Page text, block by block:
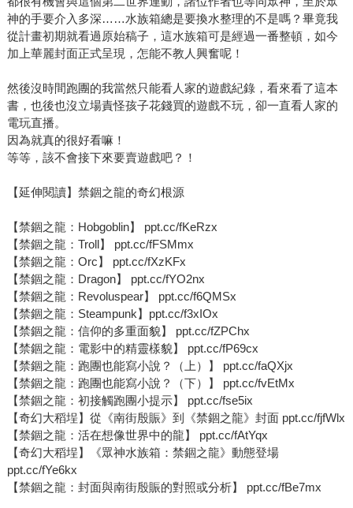
神的手要介入多深……水族箱總是要換水整理的不是嗎？畢竟我
從計畫初期就看過原始稿子，這水族箱可是經過一番整頓，如今
加上華麗封面正式呈現，怎能不教人興奮呢！
然後沒時間跑團的我當然只能看人家的遊戲紀錄，看來看了這本
書，也後也沒立場責怪孩子花錢買的遊戲不玩，卻一直看人家的
電玩直播。
因為就真的很好看嘛！
等等，該不會接下來要賣遊戲吧？！
【延伸閱讀】禁錮之龍的奇幻根源
【禁錮之龍：Hobgoblin】 ppt.cc/fKeRzx
【禁錮之龍：Troll】 ppt.cc/fFSMmx
【禁錮之龍：Orc】 ppt.cc/fXzKFx
【禁錮之龍：Dragon】 ppt.cc/fYO2nx
【禁錮之龍：Revoluspear】 ppt.cc/f6QMSx
【禁錮之龍：Steampunk】ppt.cc/f3xIOx
【禁錮之龍：信仰的多重面貌】 ppt.cc/fZPChx
【禁錮之龍：電影中的精靈樣貌】 ppt.cc/fP69cx
【禁錮之龍：跑團也能寫小說？（上）】 ppt.cc/faQXjx
【禁錮之龍：跑團也能寫小說？（下）】 ppt.cc/fvEtMx
【禁錮之龍：初接觸跑團小提示】 ppt.cc/fse5ix
【奇幻大稻埕】從《南街殷賑》到《禁錮之龍》封面 ppt.cc/fjfWlx
【禁錮之龍：活在想像世界中的龍】 ppt.cc/fAtYqx
【奇幻大稻埕】《眾神水族箱：禁錮之龍》動態登場
ppt.cc/fYe6kx
【禁錮之龍：封面與南街殷賑的對照或分析】 ppt.cc/fBe7mx